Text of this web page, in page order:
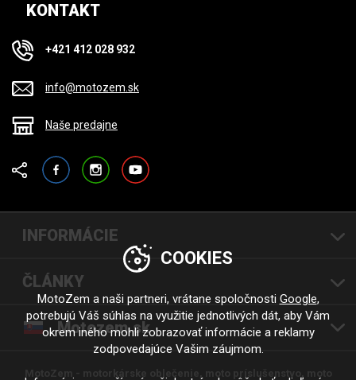
KONTAKT
+421 412 028 932
info@motozem.sk
Naše predajne
FacebookInstagramYouTube
INFORMÁCIE
ČLÁNKY
Motozem.sk
MotoZem - motorkárske oblečenie, moto príslušenstvo, moto
COOKIES
MotoZem a naši partneri, vrátane spoločnosti Google,
potrebujú Váš súhlas na využitie jednotlivých dát, aby Vám
okrem iného mohli zobrazovať informácie a reklamy
zodpovedajúce Vašim záujmom.